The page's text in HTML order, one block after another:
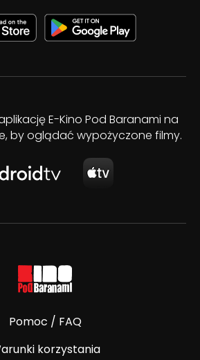
E-Kino Pod Baranami na
by oglądać wypożyczone filmy.
Pomoc / FAQ
korzystania